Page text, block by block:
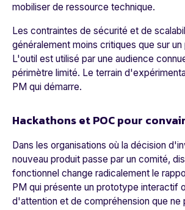
mobiliser de ressource technique.
Les contraintes de sécurité et de
généralement moins critiques que sur
L'outil est utilisé par une audience
périmètre limité. Le terrain
PM qui démarre.
Hackathons et POC pour
Dans les organisations où la décision
nouveau produit passe par un comité,
fonctionnel change radicalement le
PM qui présente un prototype interactif
d'attention et de compréhension que ne